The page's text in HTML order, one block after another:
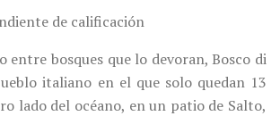
de calificación
entre bosques que lo devoran, Bosco di
italiano en el que solo quedan 13
lado del océano, en un patio de Salto,